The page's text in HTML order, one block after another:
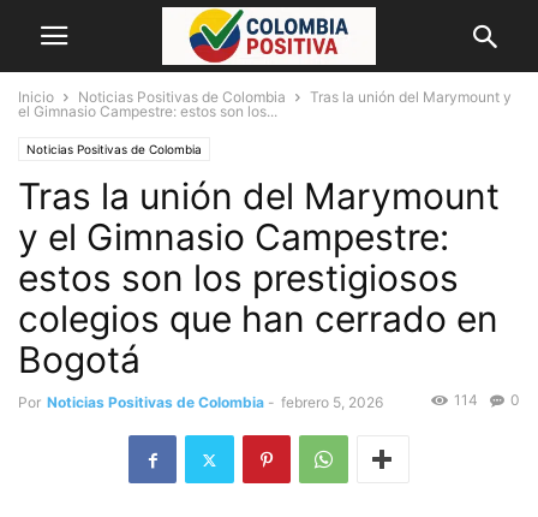
Inicio Noticias Positivas de Colombia
Tras la unión del Marymount y
el Gimnasio Campestre: estos son los...
Noticias Positivas de Colombia
Tras la unión del Marymount
y el Gimnasio Campestre:
estos son los prestigiosos
colegios que han cerrado en
Bogotá
Por Noticias Positivas de Colombia - febrero 5, 2026 0
114